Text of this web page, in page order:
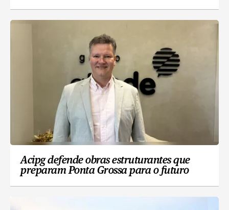
Acipg defende obras estruturantes que
preparam Ponta Grossa para o futuro